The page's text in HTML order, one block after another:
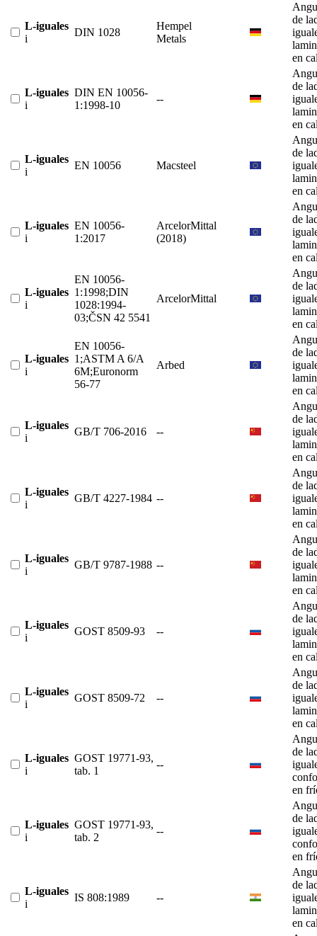
L-iguales
i
DIN 1028
Hempel
Metals
de
en
L-iguales
i
DIN EN 10056-
1:1998-10
--
de
en
L-iguales
i
EN 10056 Macsteel
de
en
L-iguales
i
EN 10056-
1:2017
ArcelorMittal
(2018)
de
en
L-iguales
i
EN 10056-
1:1998;DIN
1028:1994-
03;ČSN 42 5541
ArcelorMittal
de
en
L-iguales
i
EN 10056-
1;ASTM A 6/A
6M;Euronorm
56-77
Arbed
de
en
L-iguales
i
GB/T 706-2016 --
de
en
L-iguales
i
GB/T 4227-1984 --
de
en
L-iguales
i
GB/T 9787-1988 --
de
en
L-iguales
i
GOST 8509-93 --
de
en
L-iguales
i
GOST 8509-72 --
de
en
L-iguales
i
GOST 19771-93,
tab. 1
--
de
en
L-iguales
i
GOST 19771-93,
tab. 2
--
de
en
L-iguales
i
IS 808:1989 --
de
en